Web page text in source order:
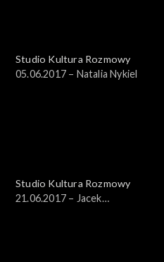
Studio Kultura Rozmowy
05.06.2017 – Natalia Nykiel
Studio Kultura Rozmowy
21.06.2017 – Jacek